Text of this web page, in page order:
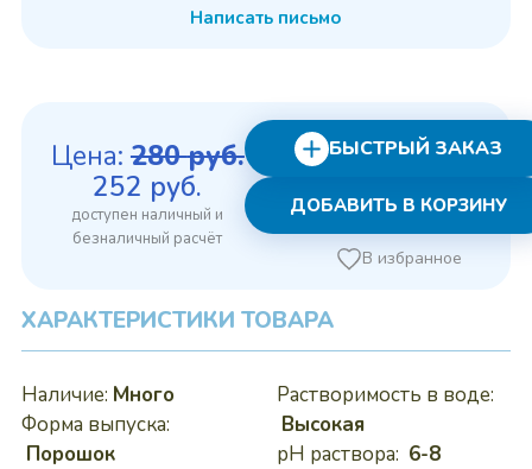
Написать письмо
Цена: 280руб.
Первоначальная
цена
составляла
252 руб. Текущая
цена:
252 руб..
ДОБАВИТЬ В КОРЗИНУ
БЫСТРЫЙ ЗАКАЗ
В избранное
ХАРАКТЕРИСТИКИ ТОВАРА
Наличие: Много
Форма выпуска:
Порошок
Растворимость в воде:
Высокая
pH раствора: 6-8